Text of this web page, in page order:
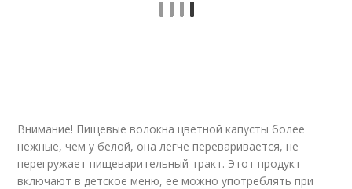
Внимание! Пищевые волокна цветной капусты более
нежные, чем у белой, она легче переваривается, не
перегружает пищеварительный тракт. Этот продукт
включают в детское меню, ее можно употреблять при